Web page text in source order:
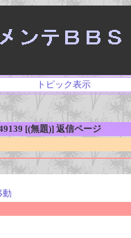
トピック表示
[(無題)] 返信ページ
動